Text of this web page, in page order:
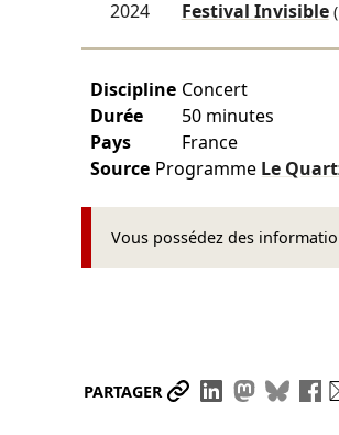
2024 Festival Invisible
Discipline Concert
Durée
50 minutes
Pays
France
Source Programme Le
Vous possédez des
PARTAGER Partager le lien
Partager sur